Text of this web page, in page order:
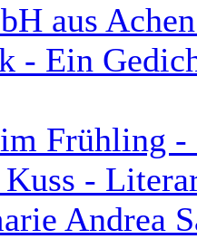
aus
- Ein
Frühling
-
Andrea